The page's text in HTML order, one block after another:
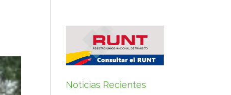
Noticias Recientes